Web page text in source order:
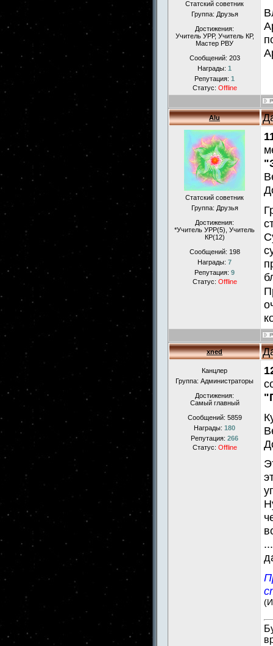
Статский советник
Группа: Друзья
Достижения:
Учитель УРР, Учитель КР,
Мастер РВУ
Сообщений: 203
Награды: 1
Репутация: 1
Статус: Offline
Alu
Статский советник
Группа: Друзья
Достижения:
*Учитель УРР(5), Учитель
КР(12)
Сообщений: 198
Награды: 7
Репутация: 9
Статус: Offline
xned
Канцлер
Группа: Администраторы
Достижения:
Самый главный
Сообщений: 5859
Награды: 180
Репутация: 266
Статус: Offline